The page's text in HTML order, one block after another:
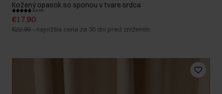
Kožený opasok so sponou v tvare srdca
4.8 (11)
€17,90
€22,90 - najnižšia cena za 30 dní pred znížením